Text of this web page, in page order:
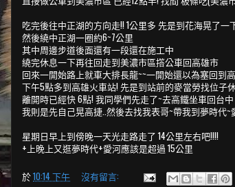
吃完後往中正湖的方向走!! 1公里多 先是到花海晃了
然後繞中正湖一圈約6~7公里
其中周邊步道後面還有一段還在施工中
繞完休息一下再往回走到美濃市區撘公車回高雄市
回來一開始路上就車大排長龍~~一開始還以為塞回到
下午5點多到高雄火車站! 先是到站前的麥當勞找位子
離開時已經快 6點! 我同學們先走了~去高鐵坐車回台中
我則是先自己晃高捷..然後去找我表哥~帶我到夢時代~
星期日早上到傍晚一天光走路走了 14公里左右吧!!!!
+上晚上又逛夢時代+愛河應該是超過 15公里
於10:14 下午
沒有留言: